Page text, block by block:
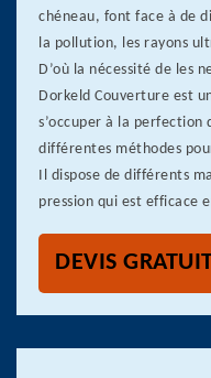
chéneau, font face à de
la pollution, les rayons
D’où la nécessité de les
Dorkeld Couverture est
s’occuper à la
différentes méthodes
Il dispose de différents
pression qui est efficace
DEVIS